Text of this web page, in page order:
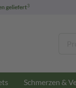
geliefert3
Schmerzen &